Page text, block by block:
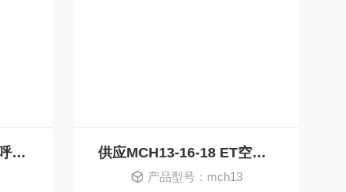
MCH-13/16ET MARK2呼吸空气充填泵 供应MCH13-16-18 ET空气充填泵（双瓶）
产品型号：mch13